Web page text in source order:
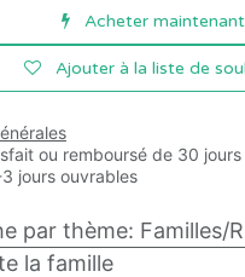
Acheter maintenant
Ajouter à la liste de
ou remboursé de 30 jours
jours ouvrables
par thème: Familles/
la famille